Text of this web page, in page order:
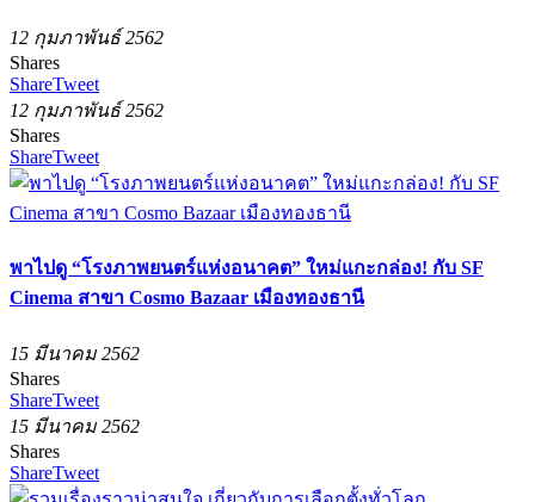
12 กุมภาพันธ์ 2562
Shares
ShareTweet
12 กุมภาพันธ์ 2562
Shares
ShareTweet
พาไปดู “โรงภาพยนตร์แห่งอนาคต” ใหม่แกะกล่อง! กับ SF
Cinema สาขา Cosmo Bazaar เมืองทองธานี
15 มีนาคม 2562
Shares
ShareTweet
15 มีนาคม 2562
Shares
ShareTweet